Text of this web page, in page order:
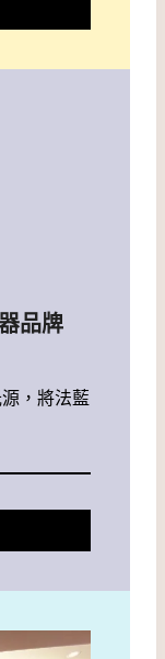
品牌
，將法藍